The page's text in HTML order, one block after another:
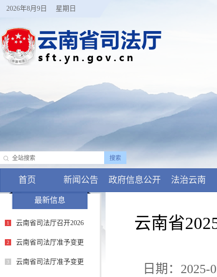
2026年8月9日 星期日
首页 新闻公告 政府信息公开 法治云南
最新信息
1 云南省司法厅召开2026
2 云南省司法厅准予变更
3 云南省司法厅准予变更
云南省
日期：2025-